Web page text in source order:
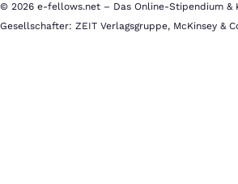
© 2026 e-fellows.net – Das Online-Stipendium &
Gesellschafter: ZEIT Verlagsgruppe, McKinsey &